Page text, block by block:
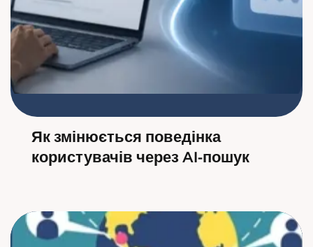
Як змінюється поведінка
користувачів через AI-пошук